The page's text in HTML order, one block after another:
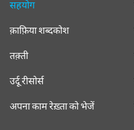
सहयोग
क़ाफ़िया शब्दकोश
तक़्ती
उर्दू रीसोर्स
अपना काम रेख़्ता को भेजें